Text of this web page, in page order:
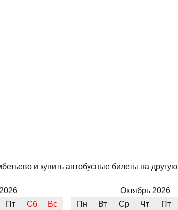
и купить автобусные билеты на
Пт Сб
Вс
Октябрь 2026
Пн
Вт Ср Чт
Пт